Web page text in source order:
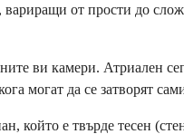
от прости до
ви камери. Атриален
могат да се затворят
който е твърде тесен